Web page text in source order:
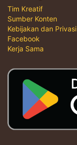
Tim Kreatif
Sumber Konten
Kebijakan dan Privasi
Facebook
Kerja Sama